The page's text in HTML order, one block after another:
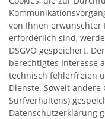
von Ihnen erwünschter
erforderlich sind,
DSGVO gespeichert.
berechtigtes Interesse
technisch fehlerfreien
Dienste. Soweit andere
Surfverhaltens)
Datenschutzerklärung